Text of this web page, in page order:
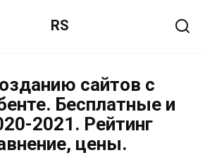
RS
сайтов с
Бесплатные и
2021. Рейтинг
цены.